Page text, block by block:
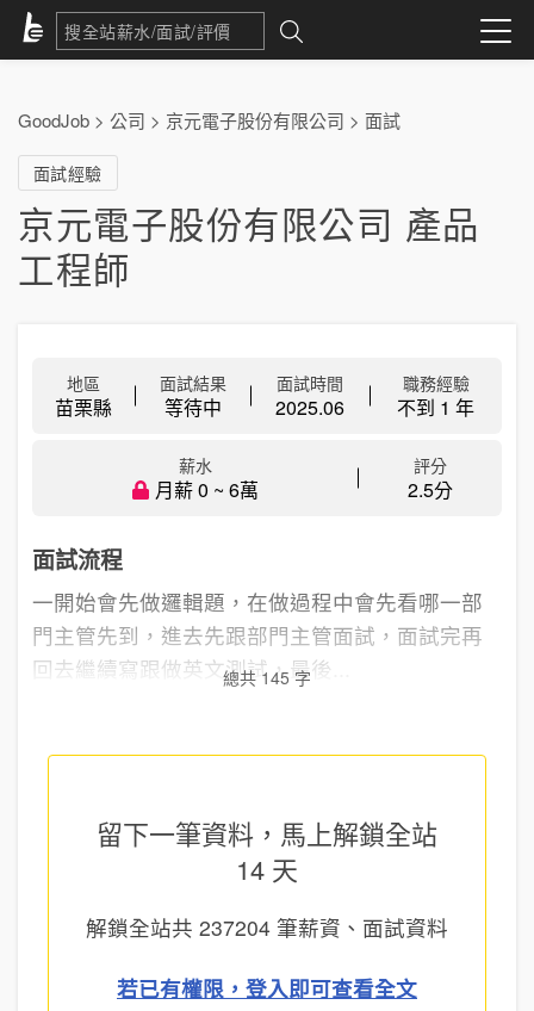
GoodJob > 公司 > 京元電子股份有限公司 > 面試
面試經驗
京元電子股份有限公司 產品
工程師
地區
苗栗縣
面試結果
等待中
面試時間
2025.06
職務經驗
不到 1 年
薪水
月薪 0 ~ 6萬
評分
2.5分
面試流程
一開始會先做邏輯題，在做過程中會先看哪一部
門主管先到，進去先跟部門主管面試，面試完再
回去繼續寫跟做英文測試，最後...
總共 145 字
留下一筆資料，馬上解鎖全站
14 天
解鎖全站共 237204 筆薪資、面試資料
若已有權限，登入即可查看全文